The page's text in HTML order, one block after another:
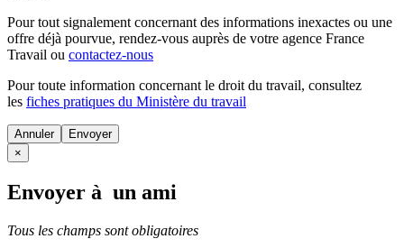
Pour tout signalement concernant des informations inexactes ou une
offre déjà pourvue, rendez-vous auprès de votre agence France
Travail ou contactez-nous
Pour toute information concernant le droit du travail, consultez
les fiches pratiques du Ministère du travail
Annuler
×
Envoyer à un ami
Tous les champs sont obligatoires